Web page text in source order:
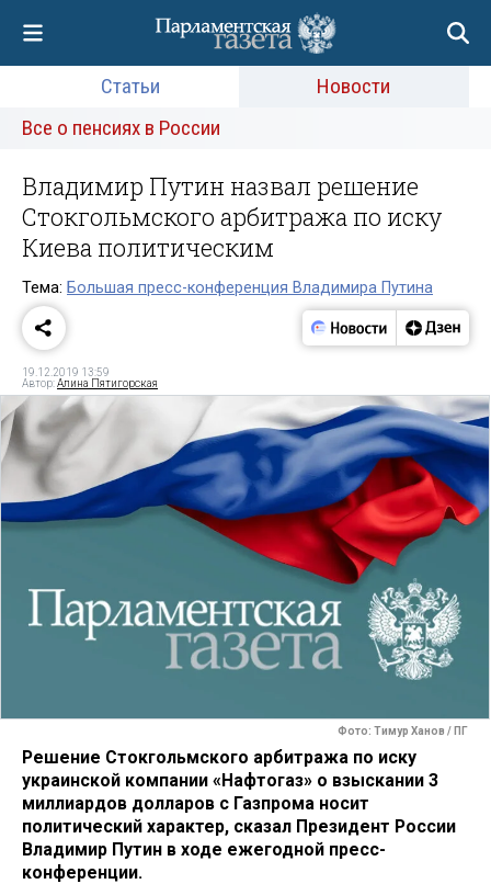
Статьи
Новости
Все о пенсиях в России
Владимир Путин назвал решение
Стокгольмского арбитража по иску
Киева политическим
Тема: Большая пресс-конференция Владимира Путина
19.12.2019 13:59
Автор:Алина Пятигорская
Фото: Тимур Ханов / ПГ
Решение Стокгольмского арбитража по иску
украинской компании «Нафтогаз» о взыскании 3
миллиардов долларов с Газпрома носит
политический характер, сказал Президент России
Владимир Путин в ходе ежегодной пресс-
конференции.